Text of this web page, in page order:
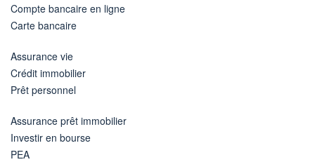
Compte bancaire en ligne
Carte bancaire
Assurance vie
Crédit immobilier
Prêt personnel
Assurance prêt immobilier
Investir en bourse
PEA